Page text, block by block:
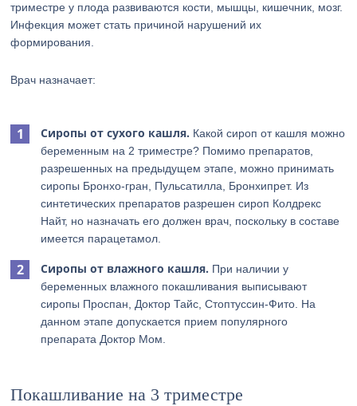
триместре у плода развиваются кости, мышцы, кишечник, мозг.
Инфекция может стать причиной нарушений их
формирования.
Врач назначает:
Сиропы от сухого кашля. Какой сироп от кашля можно
беременным на 2 триместре? Помимо препаратов,
разрешенных на предыдущем этапе, можно принимать
сиропы Бронхо-гран, Пульсатилла, Бронхипрет. Из
синтетических препаратов разрешен сироп Колдрекс
Найт, но назначать его должен врач, поскольку в составе
имеется парацетамол.
Сиропы от влажного кашля. При наличии у
беременных влажного покашливания выписывают
сиропы Проспан, Доктор Тайс, Стоптуссин-Фито. На
данном этапе допускается прием популярного
препарата Доктор Мом.
Покашливание на 3 триместре